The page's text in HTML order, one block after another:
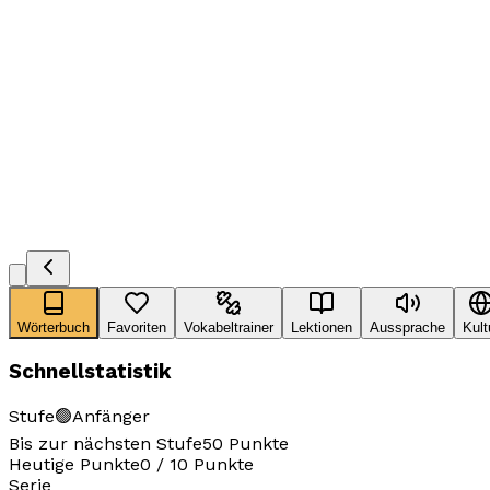
Wörterbuch Favoriten Vokabeltrainer Lektionen Aussprache
Schnellstatistik
Stufe🟢Anfänger
Bis zur nächsten Stufe50 Punkte
Heutige Punkte0 / 10 Punkte
Serie